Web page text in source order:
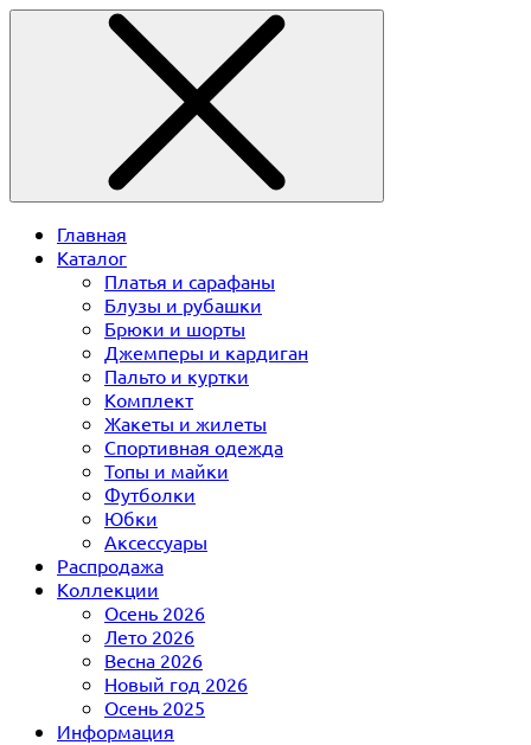
Главная
Каталог
Платья и сарафаны
Блузы и рубашки
Брюки и шорты
Джемперы и кардиган
Пальто и куртки
Комплект
Жакеты и жилеты
Спортивная одежда
Топы и майки
Футболки
Юбки
Аксессуары
Распродажа
Коллекции
Осень 2026
Лето 2026
Весна 2026
Новый год 2026
Осень 2025
Информация